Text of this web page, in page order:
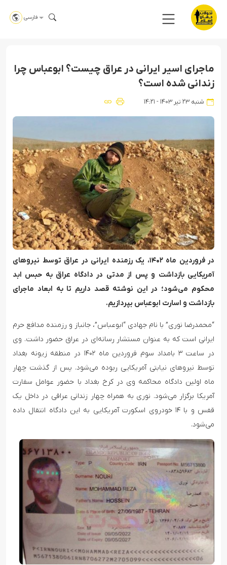
فارسی
ماجرای اسیر ایرانی در عراق چیست؟ ابوعباس چرا
زندانی شده است؟
شنبه ۲۳ تیر ۱۴۰۳ - ۱۴:۲۱
در فروردین ماه ۱۴۰۲، یک رزمنده ایرانی در عراق توسط نیروهای
آمریکایی بازداشت و پس از مدتی در دادگاه عراق به حبس ابد
محکوم می‌شود؛ در این نوشته قصد داریم تا به ابعاد ماجرای
بازداشت و اسارت ابوعباس بپردازیم.
“محمدرضا نوری” با نام جهادی “ابوعباس”، جانباز و رزمنده مدافع حرم
ایرانی است که به عنوان مستشار رسانه‌ای در عراق حضور داشت. وی
در ساعت ۳ بامداد سوم فروردین ماه ۱۴۰۲ در منطقه زیونه بغداد
توسط نیروهای نیابتی آمریکایی ربوده می‌شود. پس از گذشت چهار
ماه اولین دادگاه محاکمه وی در کرخ بغداد با حضور عوامل سفارت
آمریکا برگزار می‌شود. نوری به همراه چهار زندانی عراقی در داخل یک
قفس و با ۱۴ خودروی اسکورت آمریکایی به این دادگاه انتقال داده
می‌شود.